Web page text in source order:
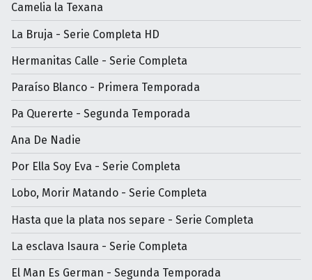
Camelia la Texana
La Bruja - Serie Completa HD
Hermanitas Calle - Serie Completa
Paraíso Blanco - Primera Temporada
Pa Quererte - Segunda Temporada
Ana De Nadie
Por Ella Soy Eva - Serie Completa
Lobo, Morir Matando - Serie Completa
Hasta que la plata nos separe - Serie Completa
La esclava Isaura - Serie Completa
El Man Es German - Segunda Temporada